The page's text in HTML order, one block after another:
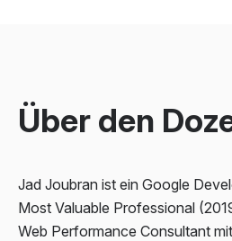
Über den
Jad Joubran ist ein Google
Most Valuable Professional
Web Performance Consultant